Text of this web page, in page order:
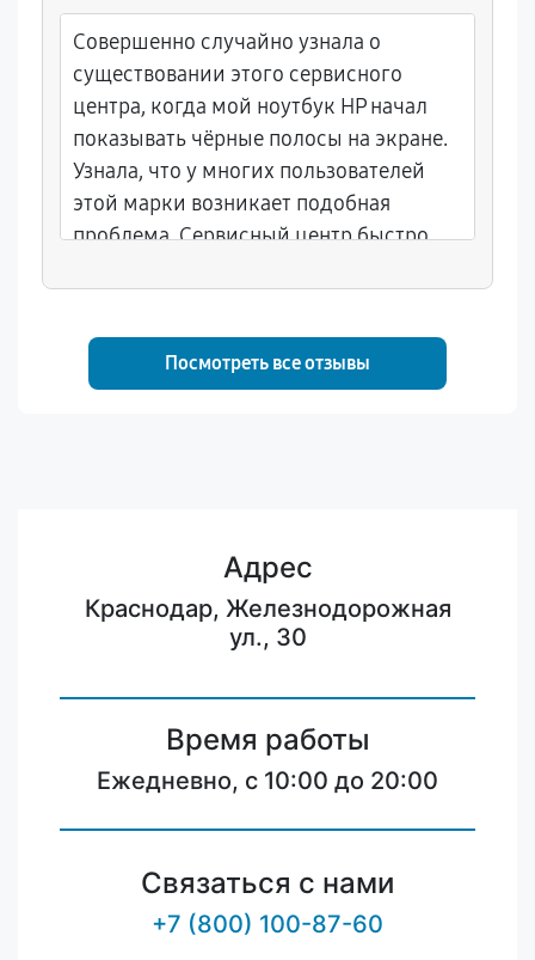
Совершенно случайно узнала о
существовании этого сервисного
центра, когда мой ноутбук HP начал
показывать чёрные полосы на экране.
Узнала, что у многих пользователей
этой марки возникает подобная
проблема. Сервисный центр быстро
необходимо заменить видеокарту.
Буквально через пару дней ноутбук
снова радует яркой картинкой. Особая
Посмотреть все отзывы
Адрес
Краснодар, Железнодорожная
ул., 30
Время работы
Ежедневно, с 10:00 до 20:00
Связаться с нами
+7 (800) 100-87-60